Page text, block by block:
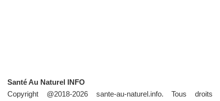
Santé Au Naturel INFO
Copyright @2018-2026 sante-au-naturel.info. Tous droits